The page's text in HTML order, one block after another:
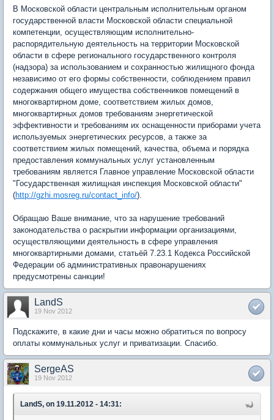
В Московской области центральным исполнительным органом
государственной власти Московской области специальной
компетенции, осуществляющим исполнительно-
распорядительную деятельность на территории Московской
области в сфере регионального государственного контроля
(надзора) за использованием и сохранностью жилищного фонда
независимо от его формы собственности, соблюдением правил
содержания общего имущества собственников помещений в
многоквартирном доме, соответствием жилых домов,
многоквартирных домов требованиям энергетической
эффективности и требованиям их оснащенности приборами учета
используемых энергетических ресурсов, а также за
соответствием жилых помещений, качества, объема и порядка
предоставления коммунальных услуг установленным
требованиям является Главное управление Московской области
"Государственная жилищная инспекция Московской области"
(http://gzhi.mosreg.ru/contact_info/).
Обращаю Ваше внимание, что за нарушение требований
законодательства о раскрытии информации организациями,
осуществляющими деятельность в сфере управления
многоквартирными домами, статьёй 7.23.1 Кодекса Российской
Федерации об административных правонарушениях
предусмотрены санкции!
LandS
19 Nov 2012
Подскажите, в какие дни и часы можно обратиться по вопросу
оплаты коммунальных услуг и приватизации. Спасибо.
SergeAS
19 Nov 2012
LandS, on 19.11.2012 - 14:31: